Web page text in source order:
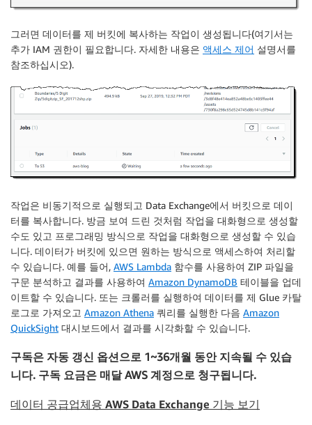
그러면 데이터를 제 버킷에 복사하는 작업이 생성됩니다(여기서는
추가 IAM 권한이 필요합니다. 자세한 내용은 액세스 제어 설명서를
참조하십시오).
작업은 비동기적으로 실행되고 Data Exchange에서 버킷으로 데이
터를 복사합니다. 방금 보여 드린 것처럼 작업을 대화형으로 생성할
수도 있고 프로그래밍 방식으로 작업을 대화형으로 생성할 수 있습
니다. 데이터가 버킷에 있으면 원하는 방식으로 액세스하여 처리할
수 있습니다. 예를 들어, AWS Lambda 함수를 사용하여 ZIP 파일을
구문 분석하고 결과를 사용하여 Amazon DynamoDB 테이블을 업데
이트할 수 있습니다. 또는 크롤러를 실행하여 데이터를 제 Glue 카탈
로그로 가져오고 Amazon Athena 쿼리를 실행한 다음 Amazon
QuickSight 대시보드에서 결과를 시각화할 수 있습니다.
구독은 자동 갱신 옵션으로 1~36개월 동안 지속될 수 있습
니다. 구독 요금은 매달 AWS 계정으로 청구됩니다.
데이터 공급업체용 AWS Data Exchange 기능 보기